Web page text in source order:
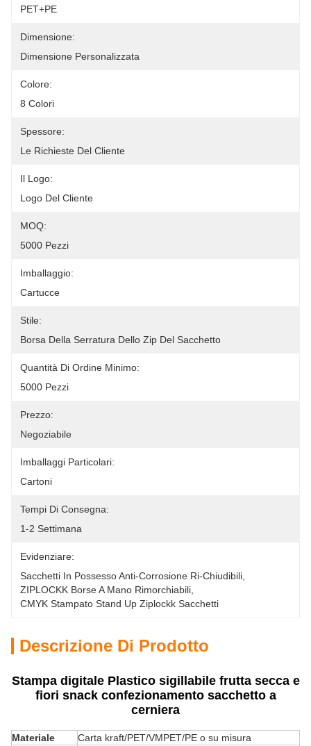
PET+PE
Dimensione:
Dimensione Personalizzata
Colore:
8 Colori
Spessore:
Le Richieste Del Cliente
Il Logo:
Logo Del Cliente
MOQ:
5000 Pezzi
Imballaggio:
Cartucce
Stile:
Borsa Della Serratura Dello Zip Del Sacchetto
Quantità Di Ordine Minimo:
5000 Pezzi
Prezzo:
Negoziabile
Imballaggi Particolari:
Cartoni
Tempi Di Consegna:
1-2 Settimana
Evidenziare:
Sacchetti In Possesso Anti-Corrosione Ri-Chiudibili
ZIPLOCKK Borse A Mano Rimorchiabili
CMYK Stampato Stand Up Ziplockk Sacchetti
Descrizione Di Prodotto
Stampa digitale Plastico sigillabile frutta secca e
fiori snack confezionamento sacchetto a
cerniera
Materiale
Carta kraft/PET/VMPET/PE o su misura